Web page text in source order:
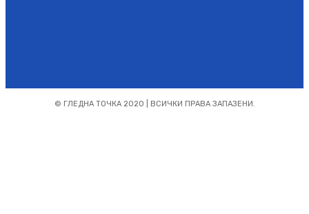
© ГЛЕДНА ТОЧКА 2020 | ВСИЧКИ ПРАВА ЗАПАЗЕНИ.